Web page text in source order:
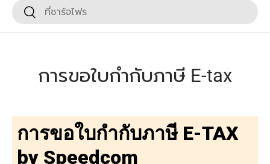
ค้นหา
ยืนยันการค้นหา
การขอใบกำกับภาษี E-tax